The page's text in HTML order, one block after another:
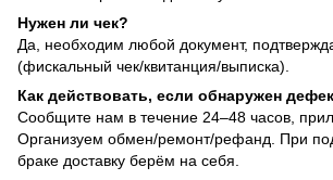
Нужен ли чек?
Да, необходим любой документ,
(фискальный чек/квитанция/выписка).
Как действовать, если обнаружен
Сообщите нам в течение 24–48 часов,
Организуем обмен/ремонт/рефанд. При
браке доставку берём на себя.